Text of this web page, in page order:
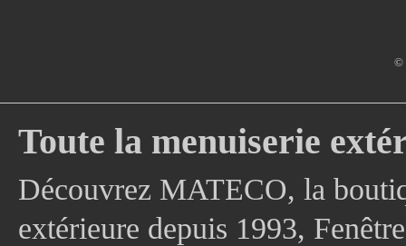
©
Toute la menuiserie
Découvrez MATECO, la
extérieure depuis 1993,